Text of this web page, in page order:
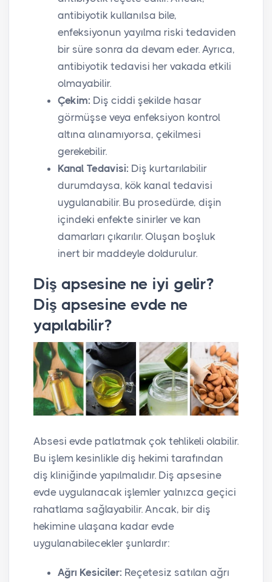
antibiyotik kullanılsa bile,
enfeksiyonun yayılma riski tedaviden
bir süre sonra da devam eder. Ayrıca,
antibiyotik tedavisi her vakada etkili
olmayabilir.
Çekim: Diş ciddi şekilde hasar
görmüşse veya enfeksiyon kontrol
altına alınamıyorsa, çekilmesi
gerekebilir.
Kanal Tedavisi: Diş kurtarılabilir
durumdaysa, kök kanal tedavisi
uygulanabilir. Bu prosedürde, dişin
içindeki enfekte sinirler ve kan
damarları çıkarılır. Oluşan boşluk
inert bir maddeyle doldurulur.
Diş apsesine ne iyi gelir?
Diş apsesine evde ne
yapılabilir?
Absesi evde patlatmak çok tehlikeli olabilir.
Bu işlem kesinlikle diş hekimi tarafından
diş kliniğinde yapılmalıdır. Diş apsesine
evde uygulanacak işlemler yalnızca geçici
rahatlama sağlayabilir. Ancak, bir diş
hekimine ulaşana kadar evde
uygulanabilecekler şunlardır:
Ağrı Kesiciler: Reçetesiz satılan ağrı